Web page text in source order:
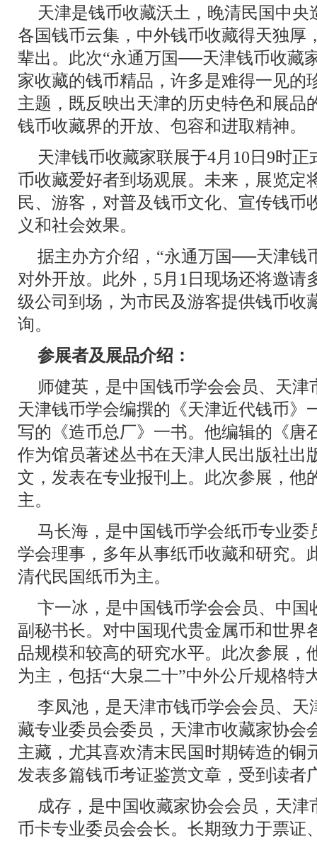
天津是钱币收藏沃土，晚清民国中
各国钱币云集，中外钱币收藏得天独厚
辈出。此次“永通万国──天津钱币收藏
家收藏的钱币精品，许多是难得一见的
主题，既反映出天津的历史特色和展品
钱币收藏界的开放、包容和进取精神。
天津钱币收藏家联展于4月10日9时
币收藏爱好者到场观展。未来，展览定
民、游客，对普及钱币文化、宣传钱币
义和社会效果。
据主办方介绍，“永通万国──天津钱
对外开放。此外，5月1日现场还将邀请
级公司到场，为市民及游客提供钱币收
询。
参展者及展品介绍：
师健英，是中国钱币学会会员、天
天津钱币学会编撰的《天津近代钱币》
写的《造币总厂》一书。他编辑的《唐
作为馆员著述丛书在天津人民出版社出
文，发表在专业报刊上。此次参展，他
主。
马长海，是中国钱币学会纸币专业
学会理事，多年从事纸币收藏和研究。
清代民国纸币为主。
卞一冰，是中国钱币学会会员、中
副秘书长。对中国现代贵金属币和世界
品规模和较高的研究水平。此次参展，
为主，包括“大泉二十”中外公斤规格特
李凤池，是天津市钱币学会会员、
藏专业委员会委员，天津市收藏家协会
主藏，尤其喜欢清末民国时期铸造的铜
发表多篇钱币考证鉴赏文章，受到读者
成存，是中国收藏家协会会员，天
币卡专业委员会会长。长期致力于票证